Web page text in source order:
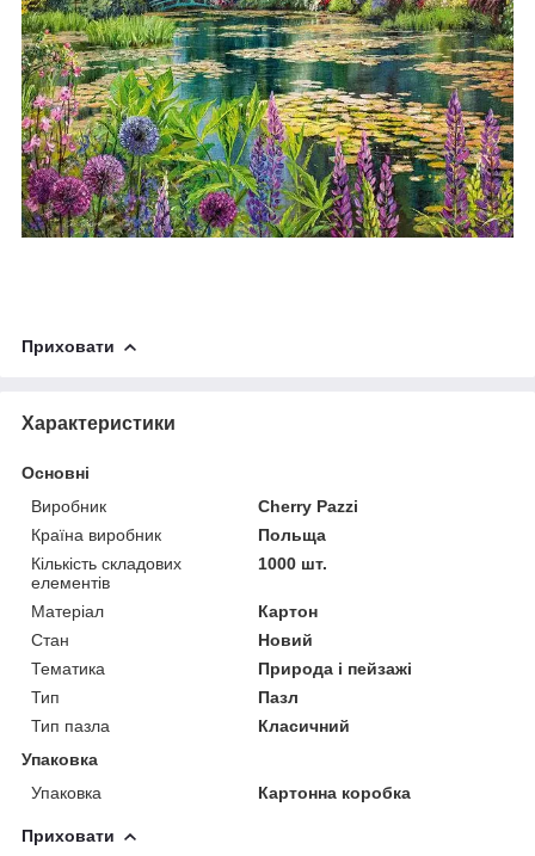
Приховати
Характеристики
Основні
Виробник
Cherry Pazzi
Країна виробник
Польща
Кількість складових
елементів
1000 шт.
Матеріал
Картон
Стан
Новий
Тематика
Природа і пейзажі
Тип
Пазл
Тип пазла
Класичний
Упаковка
Упаковка
Картонна коробка
Приховати